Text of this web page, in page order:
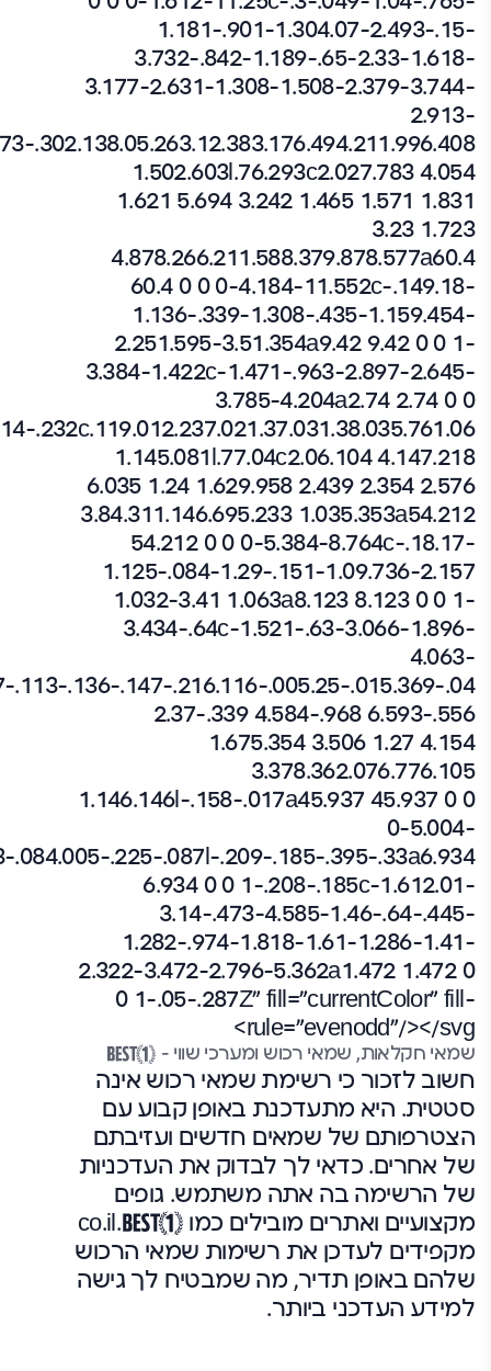
שמאי חקלאות, שמאי רכוש ומערכי שווי –
חשוב לזכור כי רשימת שמאי רכוש אינה
סטטית. היא מתעדכנת באופן קבוע עם
הצטרפותם של שמאים חדשים ועזיבתם
של אחרים. כדאי לך לבדוק את העדכניות
של הרשימה בה אתה משתמש. גופים
מקצועיים ואתרים מובילים כמו
.co.il
מקפידים לעדכן את רשימות שמאי הרכוש
שלהם באופן תדיר, מה שמבטיח לך גישה
למידע העדכני ביותר.